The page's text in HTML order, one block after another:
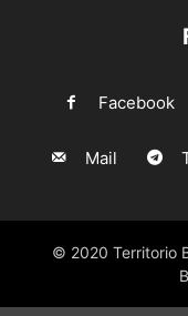
Facebook
Mail
© 2020 Territorio